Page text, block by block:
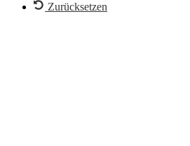
Zurücksetzen